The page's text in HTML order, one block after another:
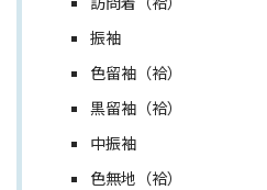
振袖
色留袖（袷）
黒留袖（袷）
中振袖
色無地（袷）